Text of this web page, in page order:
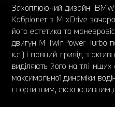
Захоплюючий дизайн.
Кабріолет з M xDrive
його естетика та
двигун M TwinPower Turbo
к.с.) і повний привід з
виділяють його на тлі інших
максимальної динаміки
спортивним, ексклюзивним